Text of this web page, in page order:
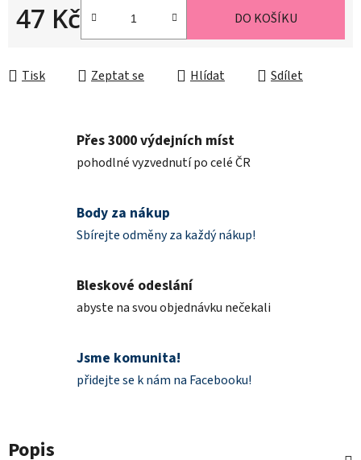
47 Kč DO KOŠÍKU
Tisk Zeptat se Hlídat Sdílet
Přes 3000 výdejních míst
pohodlné vyzvednutí po celé ČR
Body za nákup
Sbírejte odměny za každý nákup!
Bleskové odeslání
abyste na svou objednávku nečekali
Jsme komunita!
přidejte se k nám na Facebooku!
Popis